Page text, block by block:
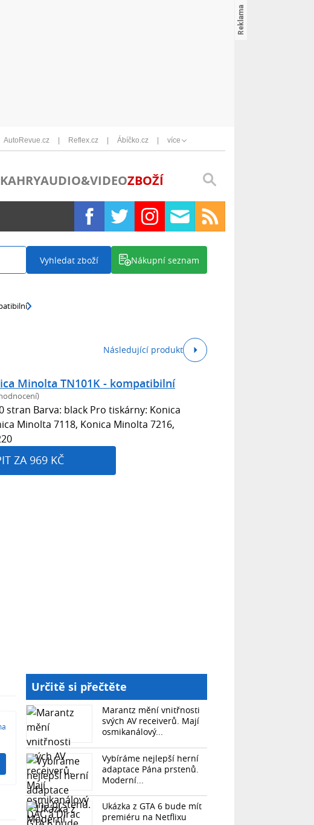
AutoRevue.cz Reflex.cz Ábíčko.cz více
HRYAUDIO&VIDEOZBOŽÍ
Vyhledat zboží Nákupní seznam
Následující produkt
Minolta TN101K - kompatibilní
stran Barva: black Pro tiskárny: Konica
Minolta 7118, Konica Minolta 7216,
ZA 969 KČ
Určitě si přečtěte
Marantz mění vnitřnosti
svých AV receiverů. Mají
osmikanálový...
Vybíráme nejlepší herní
adaptace Pána prstenů.
Moderní...
Ukázka z GTA 6 bude mít
premiéru na Netflixu